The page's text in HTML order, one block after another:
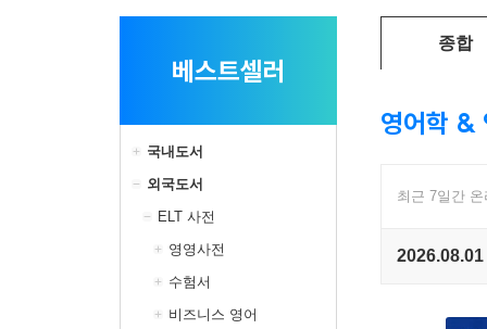
베스트셀러
국내도서
외국도서
ELT 사전
영영사전
수험서
비즈니스 영어
종합
영어학 &
최근 7일간